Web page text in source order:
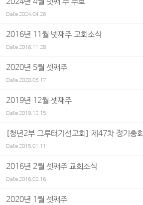
Date2024.04.26
2016년 11월 넷째주 교회소식
Date2016.11.28
2020년 5월 셋째주
Date2020.05.17
2019년 12월 셋째주
Date2019.12.15
[청년2부 그루터기선교회] 제47차 정기총회
Date2015.01.11
2016년 2월 셋째주 교회소식
Date2016.02.16
2020년 1월 셋째주